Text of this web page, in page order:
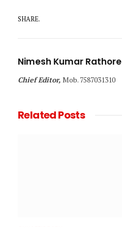
SHARE.
Nimesh Kumar Rathore
Chief Editor, Mob. 7587031310
RelatedPosts